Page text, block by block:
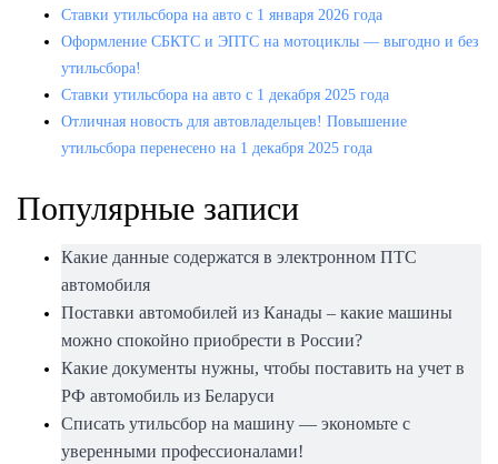
Ставки утильсбора на авто с 1 января 2026 года
Оформление СБКТС и ЭПТС на мотоциклы — выгодно и без
утильсбора!
Ставки утильсбора на авто с 1 декабря 2025 года
Отличная новость для автовладельцев! Повышение
утильсбора перенесено на 1 декабря 2025 года
Популярные записи
Какие данные содержатся в электронном ПТС
автомобиля
Поставки автомобилей из Канады – какие машины
можно спокойно приобрести в России?
Какие документы нужны, чтобы поставить на учет в
РФ автомобиль из Беларуси
Списать утильсбор на машину — экономьте с
уверенными профессионалами!